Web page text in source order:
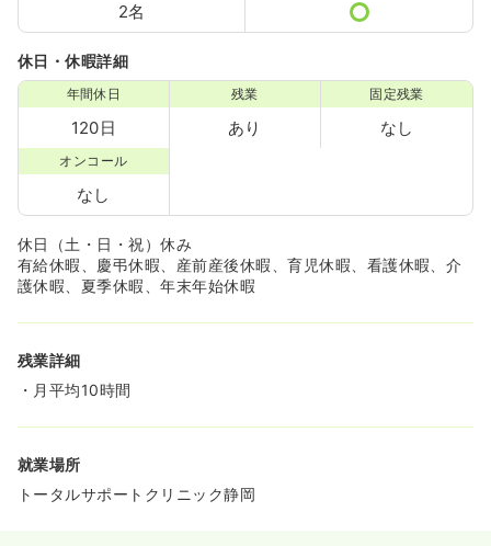
2名
休日・休暇詳細
年間休日
120日
残業
あり
固定残業
なし
オンコール
なし
休日（土・日・祝）休み
有給休暇、慶弔休暇、産前産後休暇、育児休暇、看護休暇、介
護休暇、夏季休暇、年末年始休暇
残業詳細
・月平均10時間
就業場所
トータルサポートクリニック静岡